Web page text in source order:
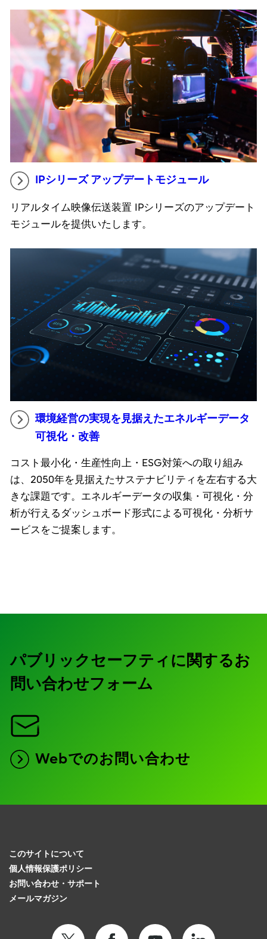
IPシリーズ アップデートモジュール
リアルタイム映像伝送装置 IPシリーズのアップデート
モジュールを提供いたします。
環境経営の実現を見据えたエネルギーデータ
可視化・改善
コスト最小化・生産性向上・ESG対策への取り組み
は、2050年を見据えたサステナビリティを左右する大
きな課題です。エネルギーデータの収集・可視化・分
析が行えるダッシュボード形式による可視化・分析サ
ービスをご提案します。
パブリックセーフティに関するお
問い合わせフォーム
Webでのお問い合わせ
このサイトについて
個人情報保護ポリシー
お問い合わせ・サポート
メールマガジン